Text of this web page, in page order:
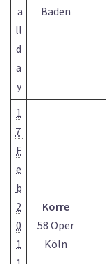
a
ll
d
a
y
Baden
1
7
F
e
b
2
0
1
Korre
58 Oper
Köln